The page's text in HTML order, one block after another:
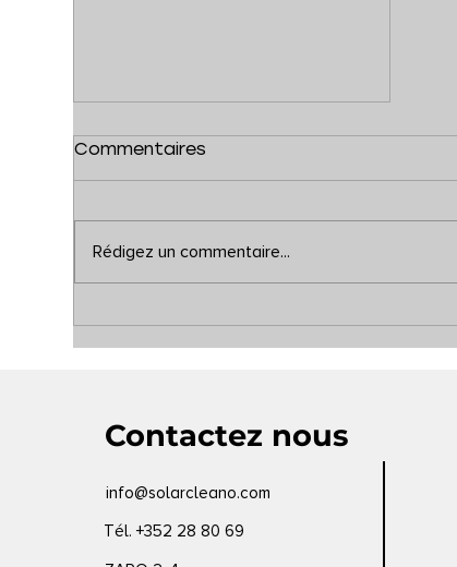
Commentaires
Rédigez un commentaire...
Contactez nous
info@solarcleano.com
Tél. +352 28 80 69